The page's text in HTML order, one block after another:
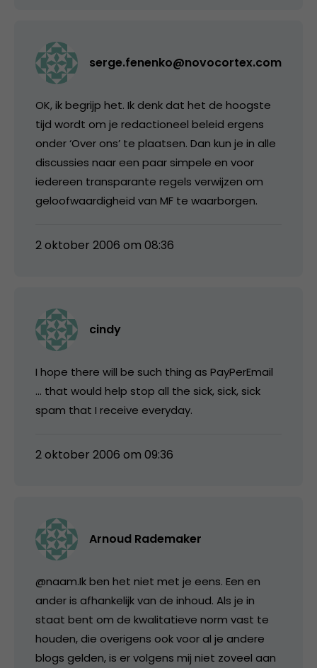
serge.fenenko@novocortex.com
OK, ik begrijp het. Ik denk dat het de hoogste
tijd wordt om je redactioneel beleid ergens
onder ‘Over ons’ te plaatsen. Dan kun je in alle
discussies naar een paar simpele en voor
iedereen transparante regels verwijzen om
geloofwaardigheid van MF te waarborgen.
2 oktober 2006 om 08:36
cindy
I hope there will be such thing as PayPerEmail
… that would help stop all the sick, sick, sick
spam that I receive everyday.
2 oktober 2006 om 09:36
Arnoud Rademaker
@naam.Ik ben het niet met je eens. Een en
ander is afhankelijk van de inhoud. Als je in
staat bent om de kwalitatieve norm vast te
houden, die overigens ook voor al je andere
blogs gelden, is er volgens mij niet zoveel aan